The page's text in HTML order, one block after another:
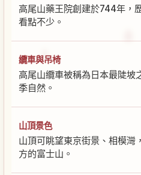
高尾山藥王院創建於744年，
看點不少。
纜車與吊椅
高尾山纜車被稱為日本最陡坡
季自然。
山頂景色
山頂可眺望東京街景、相模灣
方的富士山。